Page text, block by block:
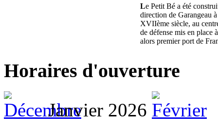
Le Petit Bé a été
direction de Garangeau
XVIIème siècle, au
de défense mis en place
alors premier port de
Horaires d'ouverture
Janvier 2026